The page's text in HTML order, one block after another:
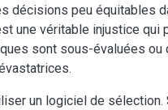
décisions peu équitables
une véritable injustice
sont sous-évaluées
un logiciel de